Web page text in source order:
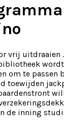
vrij uitdraaien
om te passen
toewijden
de inning